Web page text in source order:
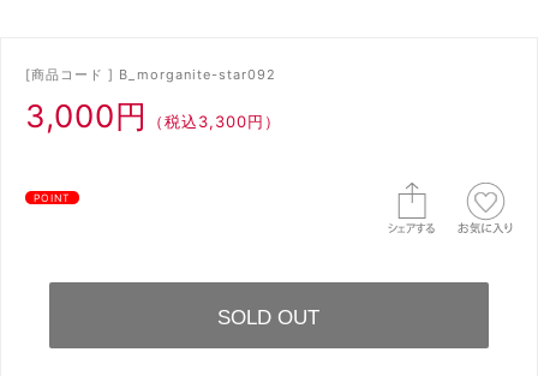
[商品コード ] B_morganite-star092
3,000円 （税込3,300円）
POINT